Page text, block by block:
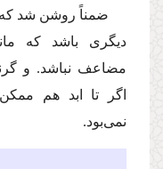
ضمناً روشن شد كه
دیگرى باشد كه
مضاعف نباشد. و
اگر تا ابد هم
نمى‌بود.